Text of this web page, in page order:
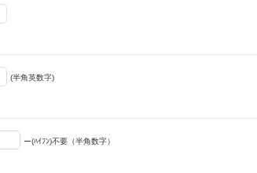
(半角英数字)
ー(ﾊｲﾌﾝ)不要（半角数字）